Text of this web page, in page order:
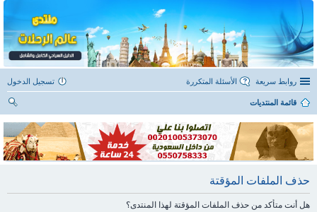
روابط سريعة الأسئلة المتكررة تسجيل الدخول
قائمة المنتديات
ث
حذف الملفات المؤقتة
هل أنت متأكد من حذف الملفات المؤقتة لهذا المنتدى؟